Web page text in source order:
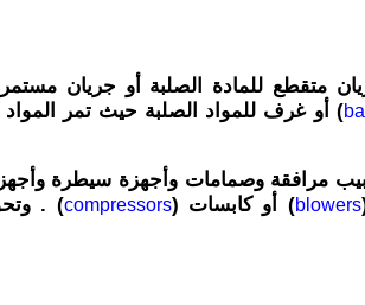
متقطع للمادة الصلبة أو جريان
) أو غرف للمواد الصلبة حيث تمر المواد
مرافقة وصمامات وأجهزة سيطرة
blowers) أو كابسات (compressors
) .